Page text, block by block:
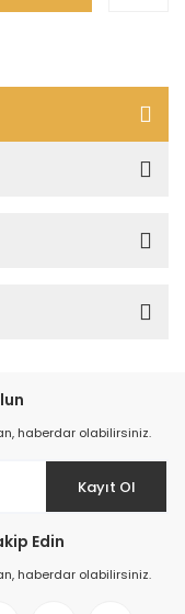
haberdar olabilirsiniz.
Kayıt Ol
Edin
haberdar olabilirsiniz.